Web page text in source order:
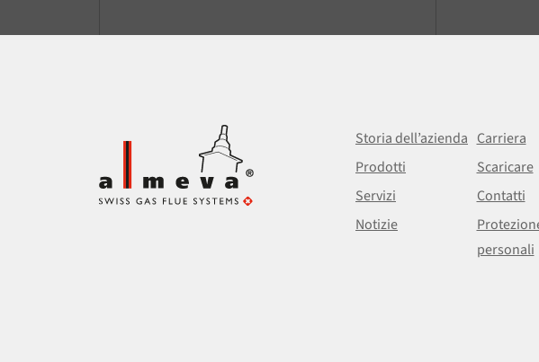
Storia dell’azienda Carriera
Prodotti
Scaricare
Servizi
Contatti
Notizie
personali